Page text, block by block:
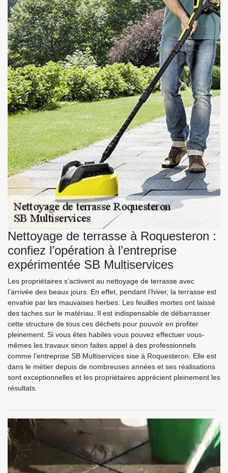
Nettoyage de terrasse à Roquesteron :
confiez l’opération à l’entreprise
expérimentée SB Multiservices
Les propriétaires s’activent au nettoyage de terrasse avec
l’arrivée des beaux jours. En effet, pendant l’hiver, la terrasse est
envahie par les mauvaises herbes. Les feuilles mortes ont laissé
des taches sur le matériau. Il est indispensable de débarrasser
cette structure de tous ces déchets pour pouvoir en profiter
pleinement. Si vous êtes habiles vous pouvez effectuer vous-
mêmes les travaux sinon faites appel à des professionnels
comme l’entreprise SB Multiservices sise à Roquesteron. Elle est
dans le métier depuis de nombreuses années et ses réalisations
sont exceptionnelles et les propriétaires apprécient pleinement les
résultats.